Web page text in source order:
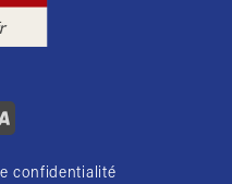
confidentialité